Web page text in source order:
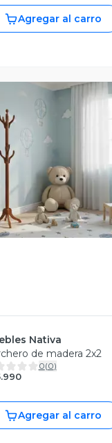
Agregar al carro
Vista Previa
Nativa
de madera 2x2
0(0)
Agregar al carro